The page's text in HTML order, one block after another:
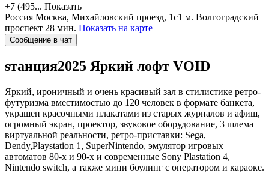
+7 (495... Показать
Россия Москва, Михайловский проезд, 1с1 м. Волгоградский
проспект 28 мин. Показать на карте
Сообщение в чат
sтанция2025 Яркий лофт VOID
Яркий, ироничный и очень красивый зал в стилистике ретро-
футуризма вместимостью до 120 человек в формате банкета,
украшен красочными плакатами из старых журналов и афиш,
огромный экран, проектор, звуковое оборудование, 3 шлема
виртуальной реальности, ретро-приставки: Sega,
Dendy,Playstation 1, SuperNintendo, эмулятор игровых
автоматов 80-х и 90-х и современные Sony Plastation 4,
Nintendo switch, а также мини боулинг с оператором и караоке.